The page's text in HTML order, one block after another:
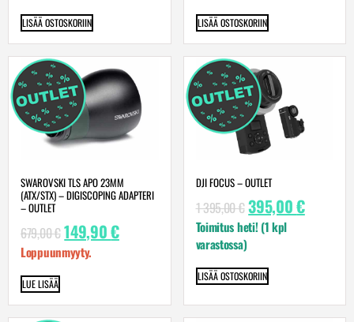
LISÄÄ OSTOSKORIIN LISÄÄ OSTOSKORIIN
SWAROVSKI TLS APO 23MM
(ATX/STX) – DIGISCOPING ADAPTERI
– OUTLET
679,00€149,90€
Loppuunmyyty.
LUE LISÄÄ
DJI FOCUS – OUTLET
1 395,00€ 395,00€
Toimitus heti! (1 kpl
varastossa)
LISÄÄ OSTOSKORIIN